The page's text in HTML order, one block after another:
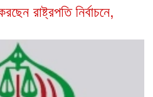
রাষ্ট্রপতি নির্বাচনে,